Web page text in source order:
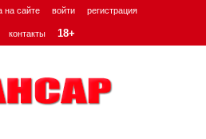
на сайте войти регистрация
контакты 18+